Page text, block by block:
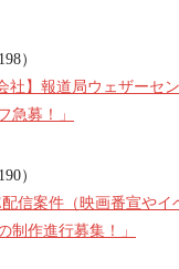
）
社】報道局ウェザーセ
急募！」
）
配信案件（映画番宣やイ
制作進行募集！」